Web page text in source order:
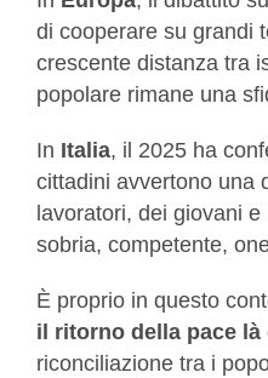
di cooperare su grandi
crescente distanza tra
popolare rimane una
In Italia, il 2025 ha
cittadini avvertono una
lavoratori, dei giovani
sobria, competente,
È proprio in questo
il ritorno della pace là
riconciliazione tra i